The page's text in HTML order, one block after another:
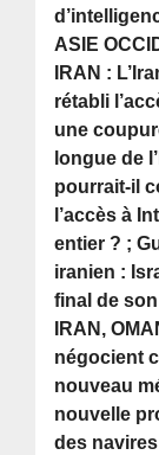
ASIE
IRAN :
rétabli
une
longue de
pourrait-il
l’accès à
entier ? ;
iranien :
final de
IRAN,
négocient
nouveau
nouvelle
des